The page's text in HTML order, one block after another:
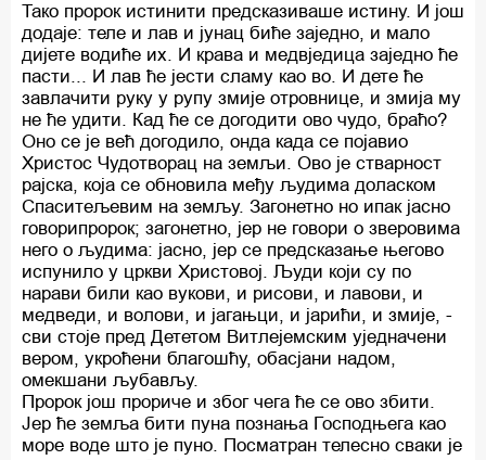
Тако пророк истинити предсказиваше истину. И још
додаје: теле и лав и јунац биће заједно, и мало
дијете водиће их. И крава и медвједица заједно ће
пасти... И лав ће јести сламу као во. И дете ће
завлачити руку у рупу змије отровнице, и змија му
не ће удити. Кад ће се догодити ово чудо, браћо?
Оно се је већ догодило, онда када се појавио
Христос Чудотворац на земљи. Ово је стварност
рајска, која се обновила међу људима доласком
Спаситељевим на земљу. Загонетно но ипак јасно
говорипророк; загонетно, јер не говори о зверовима
него о људима: јасно, јер се предсказање његово
испунило у цркви Христовој. Људи који су по
нарави били као вукови, и рисови, и лавови, и
медведи, и волови, и јагањци, и јарићи, и змије, -
сви стоје пред Дететом Витлејемским уједначени
вером, укроћени благошћу, обасјани надом,
омекшани љубављу.
Пророк још прориче и због чега ће се ово збити.
Јер ће земља бити пуна познања Господњега као
море воде што је пуно. Посматран телесно сваки је